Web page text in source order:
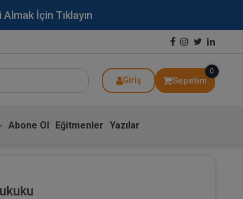
İçin Tıklayın
Giriş Sepetim
0
Abone Ol Eğitmenler Yazılar